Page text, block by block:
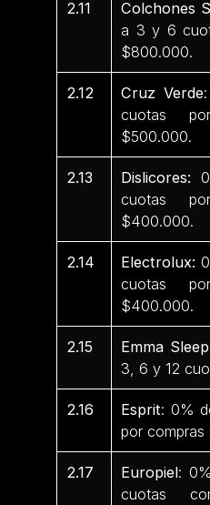
2.11 Colchones
a 3 y 6
$800.000.
2.12 Cruz Verde
cuotas
$500.000.
2.13 Dislicores:
cuotas
$400.000.
2.14 Electrolux:
cuotas
$400.000.
2.15 Emma Sleep
3, 6 y 12
2.16 Esprit: 0%
por
2.17 Europiel:
cuotas